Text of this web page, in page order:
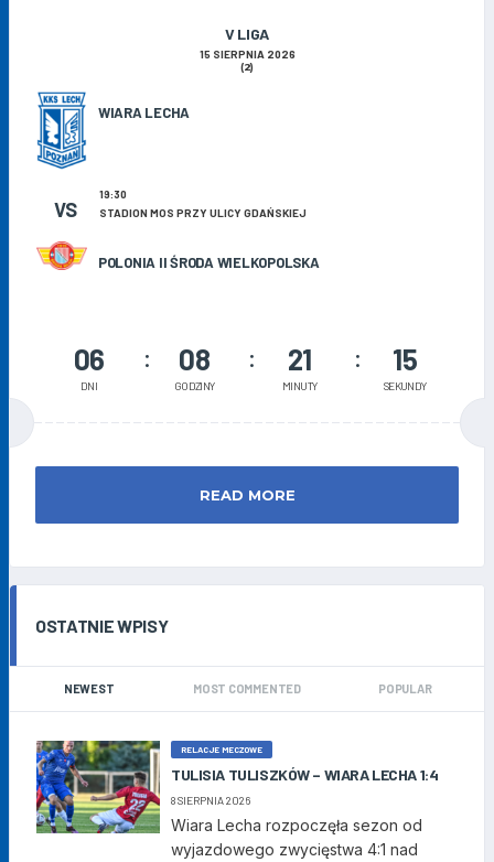
V LIGA
15 SIERPNIA 2026
(2)
WIARA LECHA
POLONIA II ŚRODA WIELKOPOLSKA
VS
19:30
STADION MOS PRZY ULICY GDAŃSKIEJ
06
DNI
08
GODZINY
21
MINUTY
14
SEKUNDY
READ MORE
OSTATNIE WPISY
NEWEST MOST COMMENTED POPULAR
RELACJE MECZOWE
TULISIA TULISZKÓW – WIARA LECHA 1:4
8 SIERPNIA 2026
Wiara Lecha rozpoczęła sezon od
wyjazdowego zwycięstwa 4:1 nad